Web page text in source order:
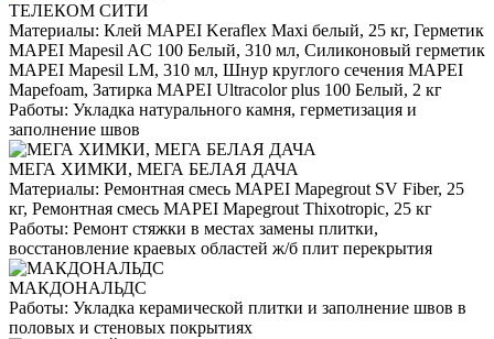
ТЕЛЕКОМ СИТИ
Материалы: Клей MAPEI Keraflex Maxi белый, 25 кг, Герметик
MAPEI Mapesil AC 100 Белый, 310 мл, Силиконовый герметик
MAPEI Mapesil LM, 310 мл, Шнур круглого сечения MAPEI
Mapefoam, Затирка MAPEI Ultracolor plus 100 Белый, 2 кг
Работы: Укладка натурального камня, герметизация и
заполнение швов
МЕГА ХИМКИ, МЕГА БЕЛАЯ ДАЧА
Материалы: Ремонтная смесь MAPEI Mapegrout SV Fiber, 25
кг, Ремонтная смесь MAPEI Mapegrout Thixotropic, 25 кг
Работы: Ремонт стяжки в местах замены плитки,
восстановление краевых областей ж/б плит перекрытия
МАКДОНАЛЬДС
Работы: Укладка керамической плитки и заполнение швов в
половых и стеновых покрытиях